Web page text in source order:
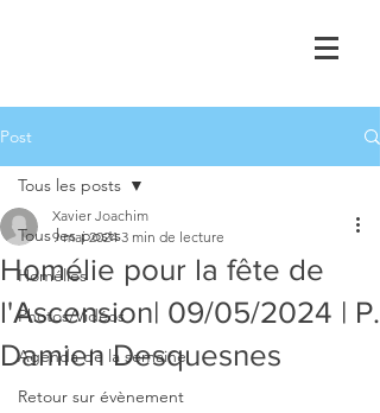
Post
Tous les posts
Homélies
Photos/Vidéos
Agenda de la semaine
Retour sur évènement
Tous les posts
Homélie pour la fête de
l'Ascension| 09/05/2024 | P.
Damien Desquesnes
Xavier Joachim
9 mai 2024 3 min de lecture